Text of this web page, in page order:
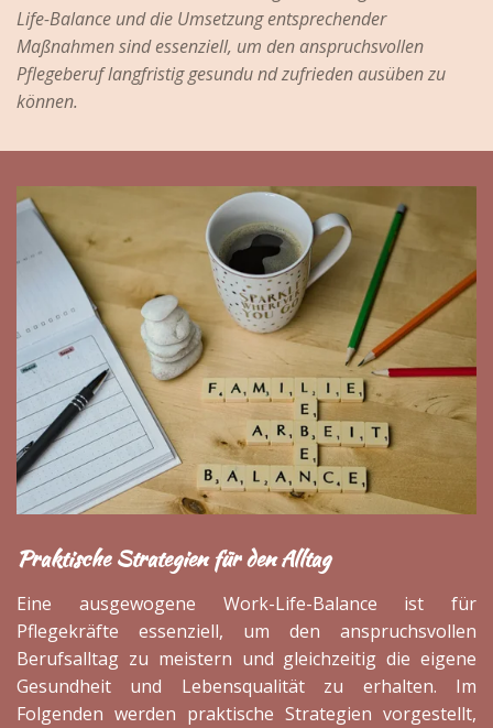
Life-Balance und die Umsetzung entsprechender
Maßnahmen sind essenziell, um den anspruchsvollen
Pflegeberuf langfristig gesundu nd zufrieden ausüben zu
können.
Praktische Strategien für den Alltag
Eine ausgewogene Work-Life-Balance ist für
Pflegekräfte essenziell, um den anspruchsvollen
Berufsalltag zu meistern und gleichzeitig die eigene
Gesundheit und Lebensqualität zu erhalten. Im
Folgenden werden praktische Strategien vorgestellt,